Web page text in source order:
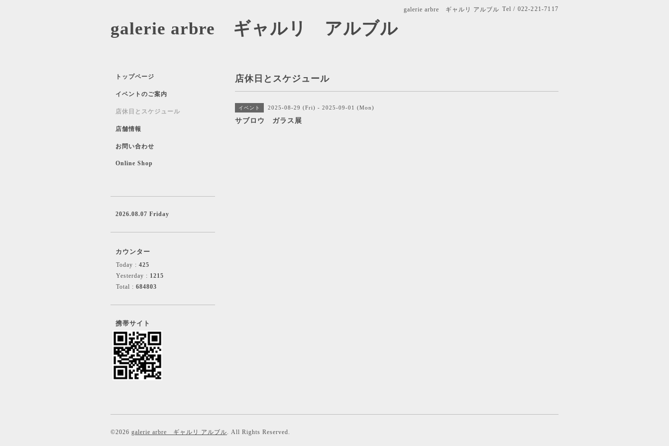
galerie arbre ギャルリ アルブル Tel / 022-221-7117
galerie arbre ギャルリ アルブル
店休日とスケジュール
イベント 2025-08-29 (Fri) - 2025-09-01 (Mon)
サブロウ ガラス展
トップページ
イベントのご案内
店休日とスケジュール
店舗情報
お問い合わせ
Online Shop
2026.08.07 Friday
カウンター
Today : 425
Yesterday : 1215
Total : 684803
携帯サイト
©2026 galerie arbre ギャルリ アルブル. All Rights Reserved.